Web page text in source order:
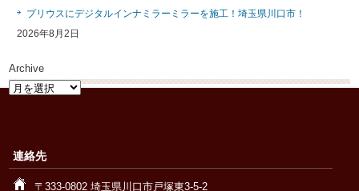
プリウスにデジタルインナミラーミラーを施工！埼玉県川口市！
2026年8月2日
Archive
Archive
連絡先
〒333-0802 埼玉県川口市戸塚東3-5-2